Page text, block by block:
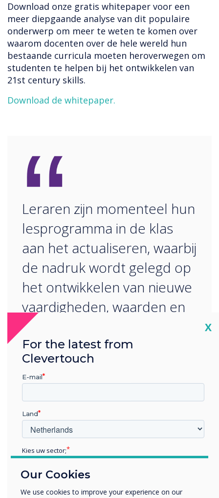
Download onze gratis whitepaper voor een
meer diepgaande analyse van dit populaire
onderwerp om meer te weten te komen over
waarom docenten over de hele wereld hun
bestaande curricula moeten heroverwegen om
studenten te helpen bij het ontwikkelen van
21st century skills.
Download de whitepaper.
READ NEXT
“
Leraren zijn momenteel hun
lesprogramma in de klas
aan het actualiseren, waarbij
de nadruk wordt gelegd op
het ontwikkelen van nieuwe
vaardigheden, waarden en
attitudes. "
Our Cookies
We use cookies to improve your experience on our
X
For the latest from
Clevertouch
E-mail
Land
Kies uw sector;
Zakelijke dienstverlening